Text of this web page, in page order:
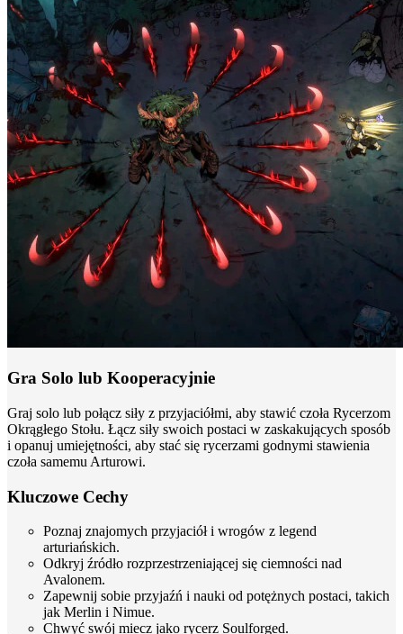
Gra Solo lub Kooperacyjnie
Graj solo lub połącz siły z przyjaciółmi, aby stawić czoła Rycerzom
Okrągłego Stołu. Łącz siły swoich postaci w zaskakujących sposób
i opanuj umiejętności, aby stać się rycerzami godnymi stawienia
czoła samemu Arturowi.
Kluczowe Cechy
Poznaj znajomych przyjaciół i wrogów z legend
arturiańskich.
Odkryj źródło rozprzestrzeniającej się ciemności nad
Avalonem.
Zapewnij sobie przyjaźń i nauki od potężnych postaci, takich
jak Merlin i Nimue.
Chwyć swój miecz jako rycerz Soulforged.